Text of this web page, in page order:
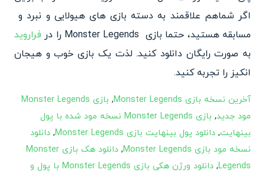
اگر شماهم علاقمند به دسته بازی های هیولایی و نبرد و
مسابقه هستید، حتما بازی Monster Legends را در
فراروید
به صورت رایگان دانلود کنید. لذت یک بازی خوب و هیجان
انکیز را تجربه کنید.
آخرین نسخه بازی Monster Legends ,
بازی Monster Legends
مود جدید,
بازی Monster Legends نسخه مود شده با پول
بینهایت, دانلود پول بینهایت بازی Monster Legends , دانلود
نسخه مود بازی Monster Legends
,
دانلود هک بازی Monster
Legends
,
دانلود ورژن هکی بازی Monster Legends با پول و